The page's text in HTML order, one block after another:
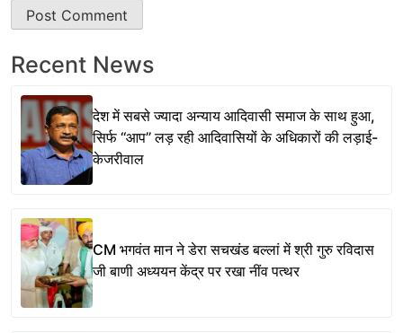
Recent News
देश में सबसे ज्यादा अन्याय आदिवासी समाज के साथ हुआ,
सिर्फ ‘‘आप’’ लड़ रही आदिवासियों के अधिकारों की लड़ाई-
केजरीवाल
CM भगवंत मान ने डेरा सचखंड बल्लां में श्री गुरु रविदास
जी बाणी अध्ययन केंद्र पर रखा नींव पत्थर